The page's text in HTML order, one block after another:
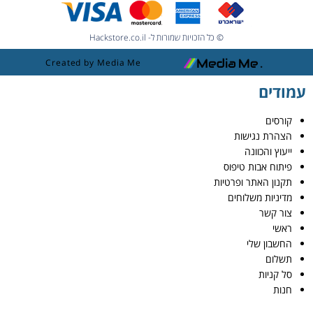
© כל הזכויות שמורות ל- Hackstore.co.il
Created by Media Me
עמודים
קורסים
הצהרת נגישות
ייעוץ והכוונה
פיתוח אבות טיפוס
תקנון האתר ופרטיות
מדיניות משלוחים
צור קשר
ראשי
החשבון שלי
תשלום
סל קניות
חנות